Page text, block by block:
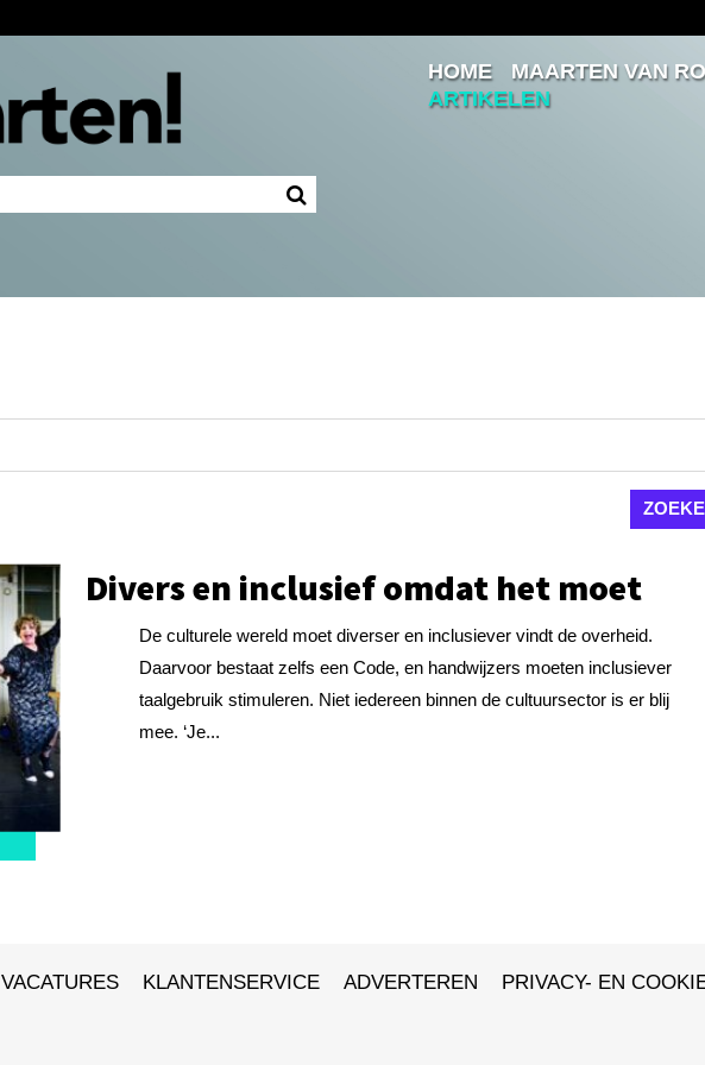
Inloggen
Ingelogd blijven
HOME MAARTEN VAN
ARTIKELEN
Divers en inclusief omdat het moet
De culturele wereld moet diverser en inclusiever vindt de overheid.
Daarvoor bestaat zelfs een Code, en handwijzers moeten inclusiever
taalgebruik stimuleren. Niet iedereen binnen de cultuursector is er blij
mee. ‘Je...
VACATURES KLANTENSERVICE ADVERTEREN PRIVACY- EN